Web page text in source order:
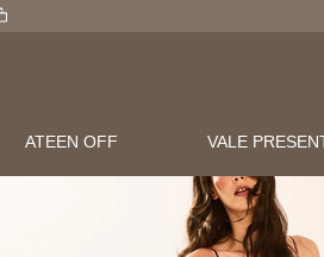
ATEEN OFF VALE